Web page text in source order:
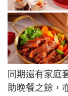
同期還有家庭
助晚餐之餘，